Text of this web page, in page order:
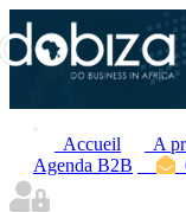
Accueil A
Agenda B2B